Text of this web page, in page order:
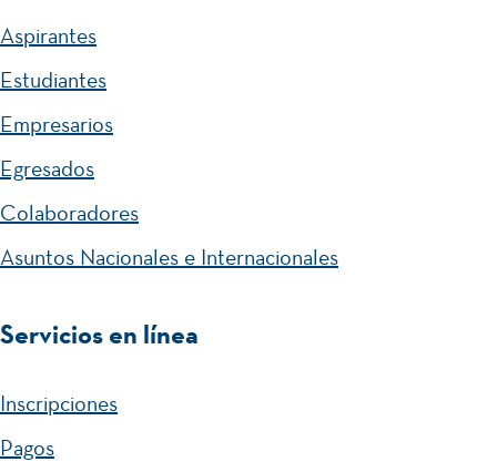
Aspirantes
Estudiantes
Empresarios
Egresados
Colaboradores
Asuntos Nacionales e Internacionales
Servicios en línea
Inscripciones
Pagos